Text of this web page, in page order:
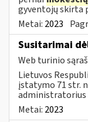
gyventojų skirta
Metai: 2023
Susitarimai
Web turinio
Lietuvos
įstatymo 71 str.
administratorius
Metai: 2023